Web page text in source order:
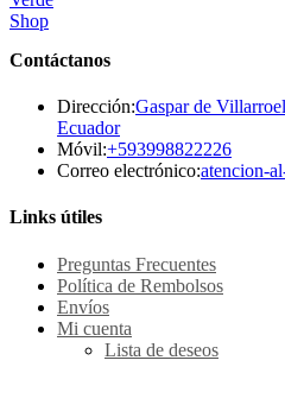
Contáctanos
Dirección:Gaspar de
Ecuador
Móvil:+593998822226Se
abre
Correo electrónico:atencion-
Links útiles
Preguntas Frecuentes
Política de Rembolsos
Envíos
Mi cuenta
Lista de deseos